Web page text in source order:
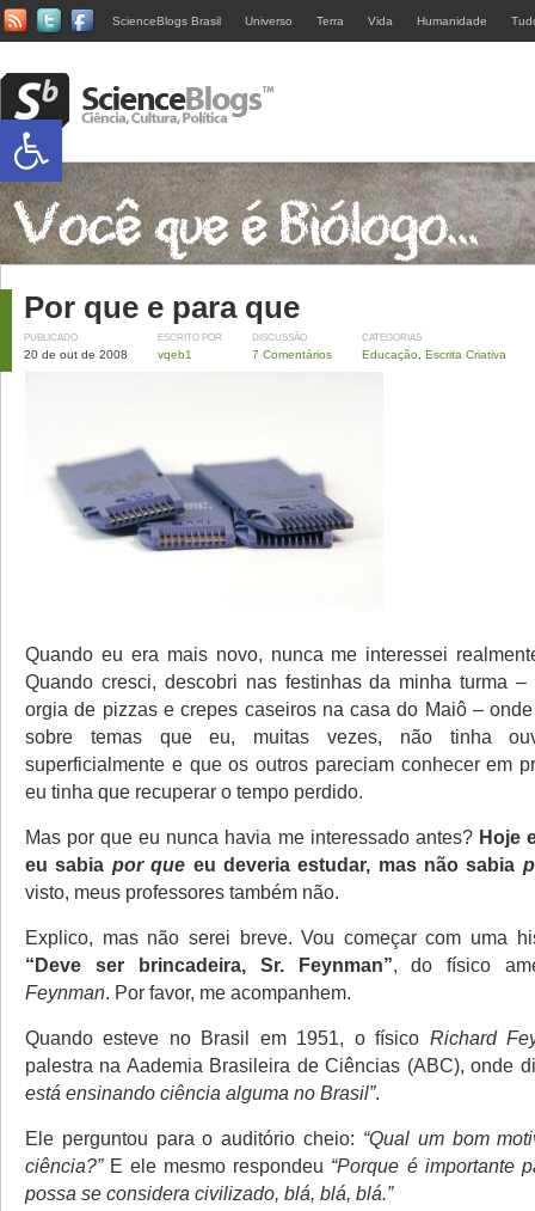
ScienceBlogs Brasil Universo Terra Vida Humanidade
Por que e para que
PUBLICADO
20 de out de 2008
ESCRITO POR
vqeb1
DISCUSSÃO
7 Comentários
CATEGORIAS
Educação Escrita Criativa
Quando eu era mais novo, nunca me interessei
Quando cresci, descobri nas festinhas da minha turma –
orgia de pizzas e crepes caseiros na casa do Maiô –
sobre temas que eu, muitas vezes, não tinha
superficialmente e que os outros pareciam conhecer em
eu tinha que recuperar o tempo perdido.
Mas por que eu nunca havia me interessado antes? Hoje
eu sabia por que eu deveria estudar, mas não sabia
visto, meus professores também não.
Explico, mas não serei breve. Vou começar com uma
“Deve ser brincadeira, Sr. Feynman”, do físico
Feynman. Por favor, me acompanhem.
Quando esteve no Brasil em 1951, o físico Richard
palestra na Aademia Brasileira de Ciências (ABC), onde
está ensinando ciência alguma no Brasil”.
Ele perguntou para o auditório cheio: “Qual um bom
ciência?”E ele mesmo respondeu “Porque é importante
possa se considera civilizado, blá, blá, blá.”
Abrir a barra de ferramentas